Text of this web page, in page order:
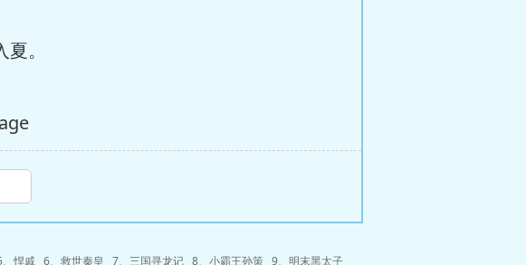
。
悍戚6、 救世秦皇 7、 三国寻龙记8、 小霸王孙策9、 明末黑太子